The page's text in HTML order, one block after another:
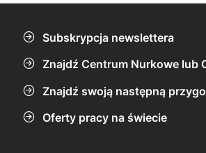
wakeboardingu.
Subskrypcja newslettera
Znajdź Centrum Nurkowe lub
Znajdź swoją następną
Oferty pracy na świecie